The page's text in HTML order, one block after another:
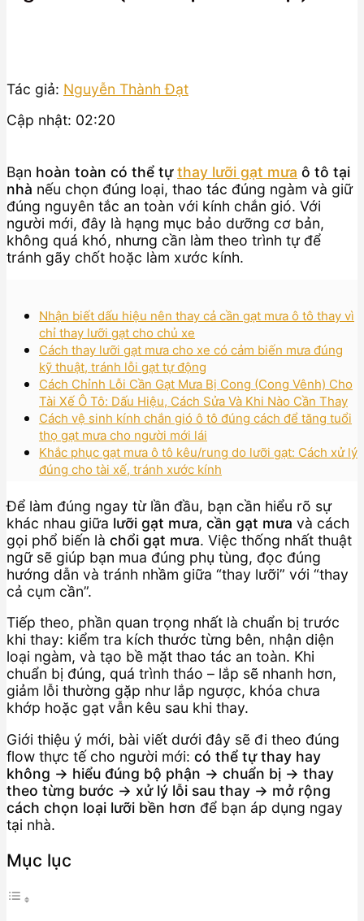
Tác giả: Nguyễn Thành Đạt
Cập nhật: 02:20
Bạn hoàn toàn có thể tựthay lưỡi gạt mưa ô tô tại
nhà nếu chọn đúng loại, thao tác đúng ngàm và giữ
đúng nguyên tắc an toàn với kính chắn gió. Với
người mới, đây là hạng mục bảo dưỡng cơ bản,
không quá khó, nhưng cần làm theo trình tự để
tránh gãy chốt hoặc làm xước kính.
Nhận biết dấu hiệu nên thay cả cần gạt mưa ô tô thay vì
chỉ thay lưỡi gạt cho chủ xe
Cách thay lưỡi gạt mưa cho xe có cảm biến mưa đúng
kỹ thuật, tránh lỗi gạt tự động
Cách Chỉnh Lỗi Cần Gạt Mưa Bị Cong (Cong Vênh) Cho
Tài Xế Ô Tô: Dấu Hiệu, Cách Sửa Và Khi Nào Cần Thay
Cách vệ sinh kính chắn gió ô tô đúng cách để tăng tuổi
thọ gạt mưa cho người mới lái
Khắc phục gạt mưa ô tô kêu/rung do lưỡi gạt: Cách xử lý
đúng cho tài xế, tránh xước kính
Để làm đúng ngay từ lần đầu, bạn cần hiểu rõ sự
khác nhau giữa lưỡi gạt mưa, cần gạt mưa và cách
gọi phổ biến là chổi gạt mưa. Việc thống nhất thuật
ngữ sẽ giúp bạn mua đúng phụ tùng, đọc đúng
hướng dẫn và tránh nhầm giữa “thay lưỡi” với “thay
cả cụm cần”.
Tiếp theo, phần quan trọng nhất là chuẩn bị trước
khi thay: kiểm tra kích thước từng bên, nhận diện
loại ngàm, và tạo bề mặt thao tác an toàn. Khi
chuẩn bị đúng, quá trình tháo – lắp sẽ nhanh hơn,
giảm lỗi thường gặp như lắp ngược, khóa chưa
khớp hoặc gạt vẫn kêu sau khi thay.
Giới thiệu ý mới, bài viết dưới đây sẽ đi theo đúng
flow thực tế cho người mới: có thể tự thay hay
không → hiểu đúng bộ phận → chuẩn bị → thay
theo từng bước → xử lý lỗi sau thay → mở rộng
cách chọn loại lưỡi bền hơn để bạn áp dụng ngay
tại nhà.
Mục lục